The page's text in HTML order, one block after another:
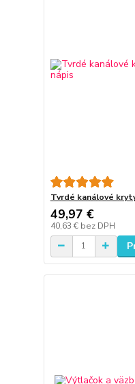
Tvrdé kanálové
49,97 €
40,63 € bez DPH